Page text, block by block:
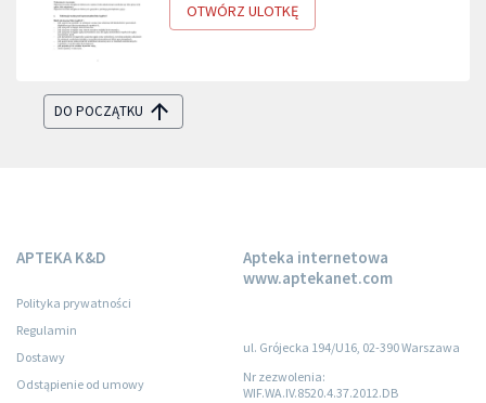
OTWÓRZ ULOTKĘ
DO POCZĄTKU
APTEKA K&D
Polityka prywatności
Regulamin
Dostawy
Odstąpienie od umowy
Apteka internetowa
www.aptekanet.com
ul. Grójecka 194/U16, 02-390 Warszawa
Nr zezwolenia:
WIF.WA.IV.8520.4.37.2012.DB